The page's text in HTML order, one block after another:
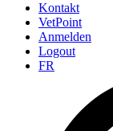
Kontakt
VetPoint
Anmelden
Logout
FR